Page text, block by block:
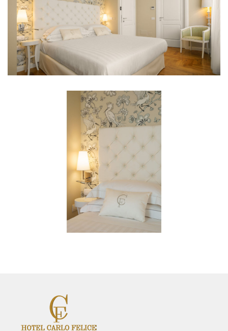
Matrimoniale Deluxe Hotel Carlo Felice